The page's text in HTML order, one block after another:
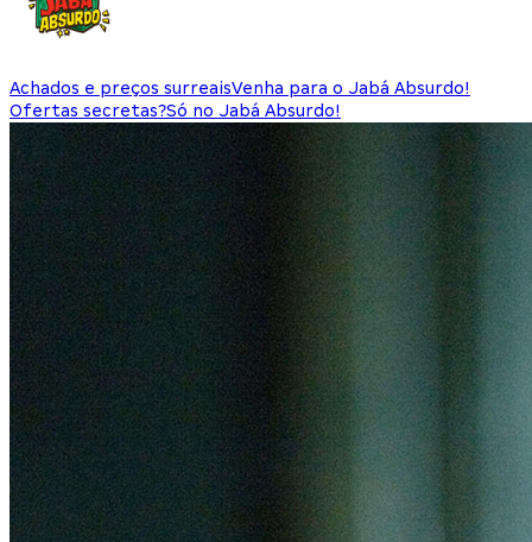
Achados e preços surreaisVenha para o Jabá Absurdo!
Ofertas secretas?Só no Jabá Absurdo!